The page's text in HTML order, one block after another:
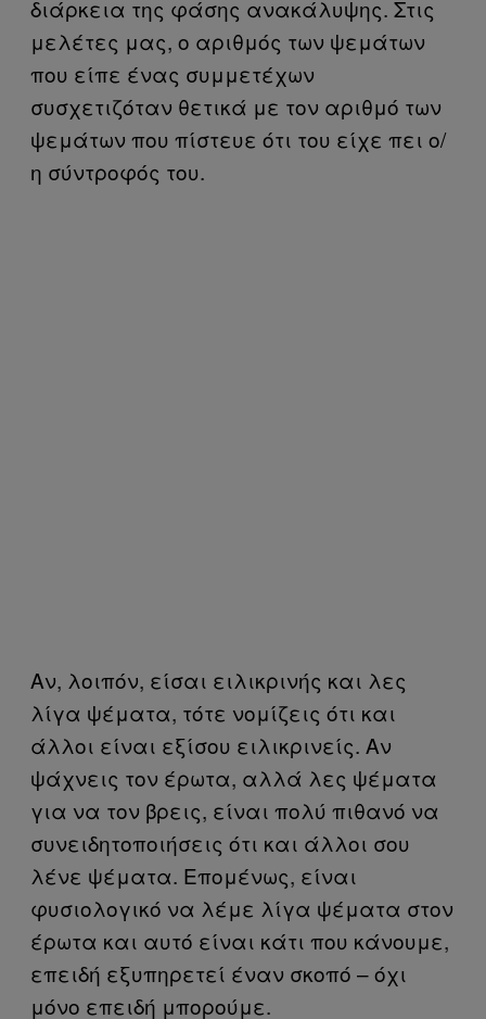
διάρκεια της φάσης ανακάλυψης. Στις
μελέτες μας, ο αριθμός των ψεμάτων
που είπε ένας συμμετέχων
συσχετιζόταν θετικά με τον αριθμό των
ψεμάτων που πίστευε ότι του είχε πει ο/
η σύντροφός του.
Αν, λοιπόν, είσαι ειλικρινής και λες
λίγα ψέματα, τότε νομίζεις ότι και
άλλοι είναι εξίσου ειλικρινείς. Αν
ψάχνεις τον έρωτα, αλλά λες ψέματα
για να τον βρεις, είναι πολύ πιθανό να
συνειδητοποιήσεις ότι και άλλοι σου
λένε ψέματα. Επομένως, είναι
φυσιολογικό να λέμε λίγα ψέματα στον
έρωτα και αυτό είναι κάτι που κάνουμε,
επειδή εξυπηρετεί έναν σκοπό – όχι
μόνο επειδή μπορούμε.